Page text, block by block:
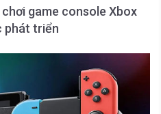
game console Xbox
phát triển